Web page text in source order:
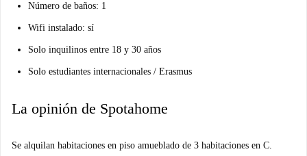
Número de baños: 1
Wifi instalado: sí
Solo inquilinos entre 18 y 30 años
Solo estudiantes internacionales / Erasmus
La opinión de Spotahome
Se alquilan habitaciones en piso amueblado de 3 habitaciones en C.